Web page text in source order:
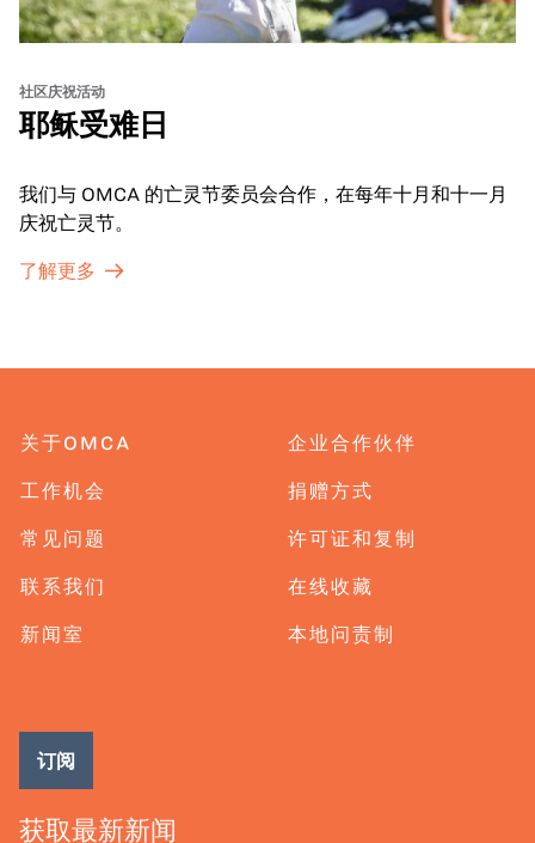
社区庆祝活动
耶稣受难日
我们与 OMCA 的亡灵节委员会合作，在每年十月和十一月
庆祝亡灵节。
了解更多
关于OMCA
工作机会
常见问题
联系我们
新闻室
企业合作伙伴
捐赠方式
许可证和复制
在线收藏
本地问责制
获取最新新闻
订阅